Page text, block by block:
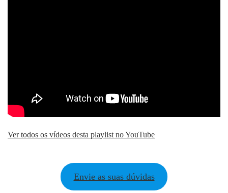
Ver todos os vídeos desta playlist no YouTube
Envie as suas dúvidas